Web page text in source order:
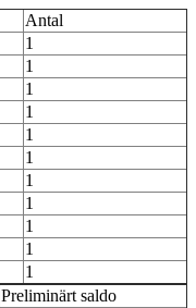
Antal
1
1
1
1
1
1
1
1
1
1
1
Preliminärt saldo